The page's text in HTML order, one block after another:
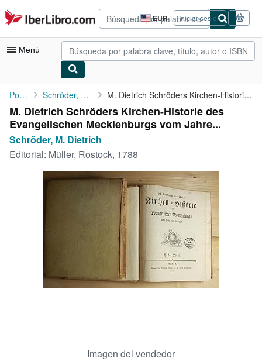
Pasar al contenido principal
IberLibro.com EUR
Preferencias
de
compra
del
Iniciar sesión
Menú
Mi cuenta
Consultar mis pedidos
Búsqueda avanzada
Colecciones
Libros antiguos
Arte y coleccionismo
CERRAR
Portada Schröder, M. Dietrich M. Dietrich Schröders Kirchen-Historie des Evangelischen ...
M. Dietrich Schröders Kirchen-Historie des
Evangelischen Mecklenburgs vom Jahre...
Schröder, M. Dietrich
Editorial: Müller, Rostock, 1788
Imagen del vendedor